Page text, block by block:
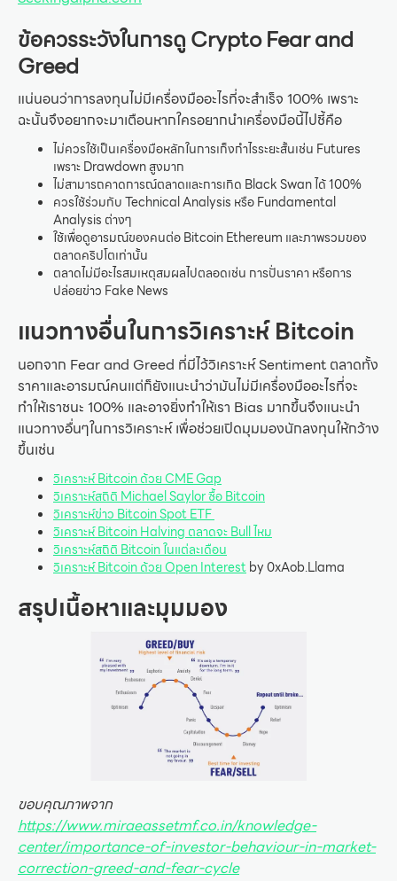
ข้อควรระวังในการดู Crypto Fear and
Greed
แน่นอนว่าการลงทุนไม่มีเครื่องมืออะไรที่จะสำเร็จ 100% เพราะ
ฉะนั้นจึงอยากจะมาเตือนหากใครอยากนำเครื่องมือนี้ไปชี้คือ
ไม่ควรใช้เป็นเครื่องมือหลักในการเก็งกำไรระยะสั้นเช่น Futures
เพราะ Drawdown สูงมาก
ไม่สามารถคาดการณ์ตลาดและการเกิด Black Swan ได้ 100%
ควรใช้ร่วมกับ Technical Analysis หรือ Fundamental
Analysis ต่างๆ
ใช้เพื่อดูอารมณ์ของคนต่อ Bitcoin Ethereum และภาพรวมของ
ตลาดคริปโตเท่านั้น
ตลาดไม่มีอะไรสมเหตุสมผลไปตลอดเช่น การปั่นราคา หรือการ
ปล่อยข่าว Fake News
แนวทางอื่นในการวิเคราะห์ Bitcoin
นอกจาก Fear and Greed ที่มีไว้วิเคราะห์ Sentiment ตลาดทั้ง
ราคาและอารมณ์คนแต่ก็ยังแนะนำว่ามันไม่มีเครื่องมืออะไรที่จะ
ทำให้เราชนะ 100% และอาจยิ่งทำให้เรา Bias มากขึ้นจึงแนะนำ
แนวทางอื่นๆในการวิเคราะห์ เพื่อช่วยเปิดมุมมองนักลงทุนให้กว้าง
ขึ้นเช่น
วิเคราะห์ Bitcoin ด้วย CME Gap
วิเคราะห์สถิติ Michael Saylor ซื้อ Bitcoin
วิเคราะห์ข่าว Bitcoin Spot ETF
วิเคราะห์ Bitcoin Halving ตลาดจะ Bull ไหม
วิเคราะห์สถิติ Bitcoin ในแต่ละเดือน
วิเคราะห์ Bitcoin ด้วย Open Interestby 0xAob.Llama
สรุปเนื้อหาและมุมมอง
ขอบคุณภาพจาก
https://www.miraeassetmf.co.in/knowledge-
center/importance-of-investor-behaviour-in-market-
correction-greed-and-fear-cycle